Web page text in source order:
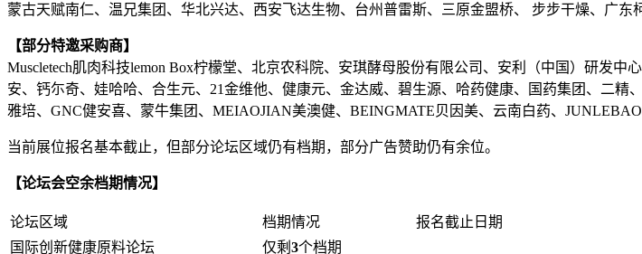
蒙古天赋南仁、温兄集团、华北兴达、西安飞达生物、台州普雷斯、三原金盟桥、 步步干燥、广东
【部分特邀采购商】
Muscletech肌肉科技lemon Box柠檬堂、北京农科院、安琪酵母股份有限公司、安利（中国）研发中
安、钙尓奇、娃哈哈、合生元、21金维他、健康元、金达威、碧生源、哈药健康、国药集团、二精
雅培、GNC健安喜、蒙牛集团、MEIAOJIAN美澳健、BEINGMATE贝因美、云南白药、
当前展位报名基本截止，但部分论坛区域仍有档期，部分广告赞助仍有余位。
【论坛会空余档期情况】
论坛区域 档期情况
报名截止日期
国际创新健康原料论坛
仅剩3个档期